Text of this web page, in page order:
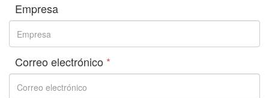
Empresa
Correo electrónico *